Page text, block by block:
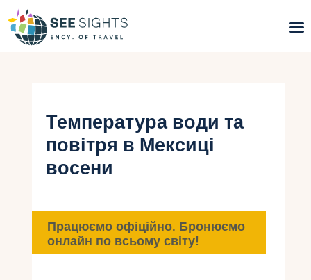
Гарячі тури
Типи Турів
Країни
Інфо
Блог
Температура води та
повітря в Мексиці
восени
Працюємо офіційно. Бронюємо
онлайн по всьому світу!